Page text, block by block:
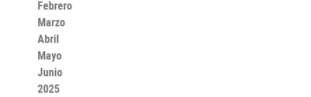
Febrero
Marzo
Abril
Mayo
Junio
2025